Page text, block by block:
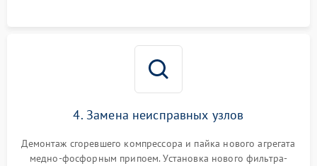
4. Замена неисправных узлов
Демонтаж сгоревшего компрессора и пайка нового агрегата
медно-фосфорным припоем. Установка нового фильтра-